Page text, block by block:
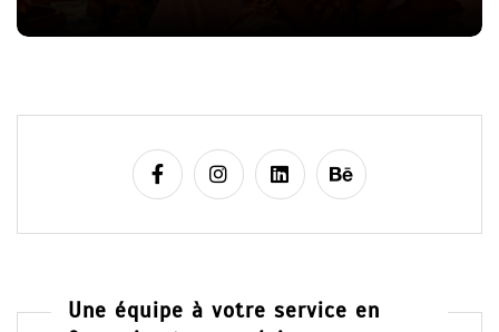
Une équipe à votre service en